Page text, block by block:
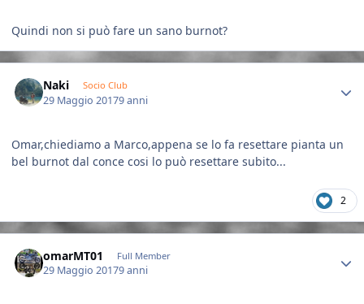
Quindi non si può fare un sano burnot?
Naki Socio Club
29 Maggio 20179 anni
Omar,chiediamo a Marco,appena se lo fa resettare pianta un
bel burnot dal conce cosi lo può resettare subito...
2
omarMT01 Full Member
29 Maggio 20179 anni